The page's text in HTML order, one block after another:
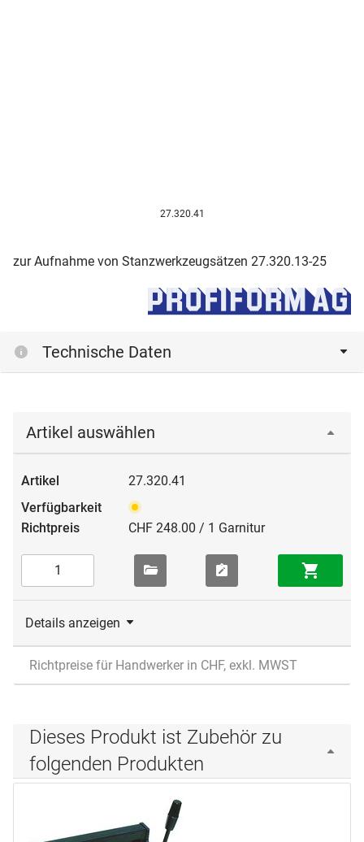
27.320.41
zur Aufnahme von Stanzwerkzeugsätzen 27.320.13-25
Technische Daten
Artikel auswählen
27.320.41
CHF 248.00 / 1 Garnitur
Details anzeigen
Richtpreise für Handwerker in CHF, exkl. MWST
Dieses Produkt ist Zubehör zu
folgenden Produkten